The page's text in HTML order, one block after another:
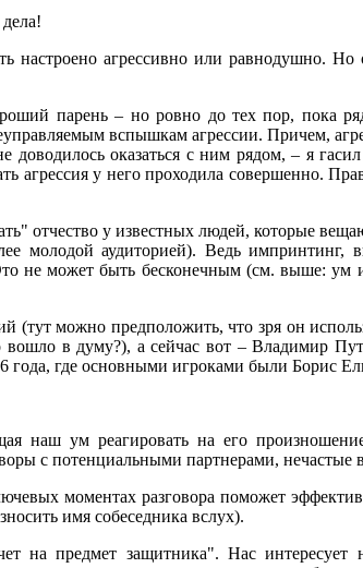
агрессивно или равнодушно.
парень – но ровно до тех пор, пока
вспышкам агрессии. Причем,
оказаться с ним рядом, – я
агрессия у него проходила совершенно.
отчество у известных людей, которые
молодой аудиторией). Ведь
не может быть бесконечным (см. выше:
(тут можно предположить, что зря он
в думу?), а сейчас вот – Владимир
где основными игроками были Борис
наш ум реагировать на его
с потенциальными партнерами,
моментах разговора поможет
имя собеседника вслух).
на предмет защитника". Нас интересует